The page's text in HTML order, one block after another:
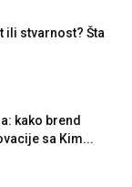
ili stvarnost? Šta
kako brend
sa Kim...